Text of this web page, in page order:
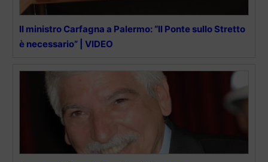
Il ministro Carfagna a Palermo: “Il Ponte sullo Stretto
è necessario” | VIDEO